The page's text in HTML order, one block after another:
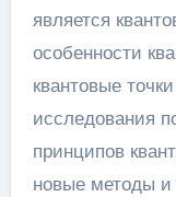
является
особенности
квантовые
исследования
принципов
новые методы и